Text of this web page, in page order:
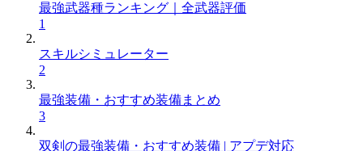
最強武器種ランキング｜全武器評価
1
スキルシミュレーター
2
最強装備・おすすめ装備まとめ
3
双剣の最強装備・おすすめ装備 | アプデ対応